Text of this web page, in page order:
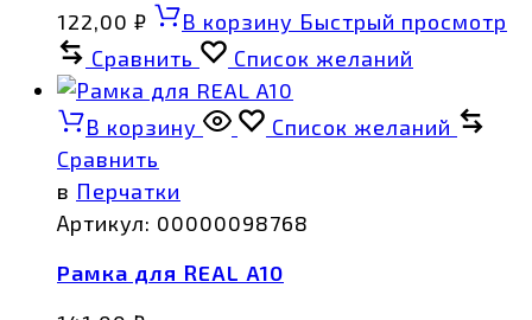
122,00 ₽ В корзину Быстрый просмотр
Сравнить
Список желаний
В корзину
Список желаний
Сравнить
в Перчатки
Артикул: 00000098768
Рамка для REAL A10